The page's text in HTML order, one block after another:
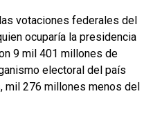
votaciones federales del
ocuparía la presidencia
9 mil 401 millones de
electoral del país
mil 276 millones menos del